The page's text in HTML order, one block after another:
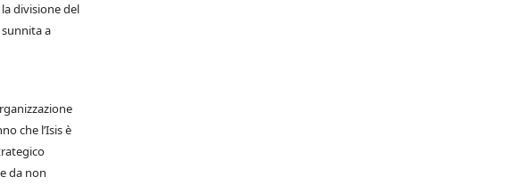
divisione del
a
che l’Isis è
da non